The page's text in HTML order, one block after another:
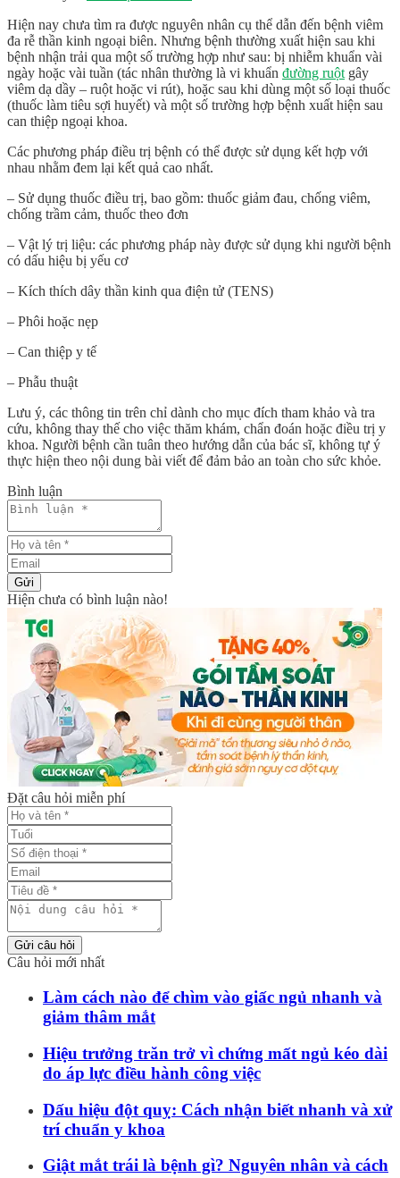
Hiện nay chưa tìm ra được nguyên nhân cụ thể dẫn đến bệnh viêm
đa rễ thần kinh ngoại biên. Nhưng bệnh thường xuất hiện sau khi
bệnh nhận trải qua một số trường hợp như sau: bị nhiễm khuẩn vài
ngày hoặc vài tuần (tác nhân thường là vi khuẩn đường ruột gây
viêm dạ dầy – ruột hoặc vi rút), hoặc sau khi dùng một số loại thuốc
(thuốc làm tiêu sợi huyết) và một số trường hợp bệnh xuất hiện sau
can thiệp ngoại khoa.
Các phương pháp điều trị bệnh có thể được sử dụng kết hợp với
nhau nhằm đem lại kết quả cao nhất.
– Sử dụng thuốc điều trị, bao gồm: thuốc giảm đau, chống viêm,
chống trầm cảm, thuốc theo đơn
– Vật lý trị liệu: các phương pháp này được sử dụng khi người bệnh
có dấu hiệu bị yếu cơ
– Kích thích dây thần kinh qua điện tử (TENS)
– Phôi hoặc nẹp
– Can thiệp y tế
– Phẫu thuật
Lưu ý, các thông tin trên chỉ dành cho mục đích tham khảo và tra
cứu, không thay thế cho việc thăm khám, chẩn đoán hoặc điều trị y
khoa. Người bệnh cần tuân theo hướng dẫn của bác sĩ, không tự ý
thực hiện theo nội dung bài viết để đảm bảo an toàn cho sức khỏe.
Bình luận
Gửi
Hiện chưa có bình luận nào!
Đặt câu hỏi miễn phí
Gửi câu hỏi
Câu hỏi mới nhất
Làm cách nào để chìm vào giấc ngủ nhanh và
giảm thâm mắt
Hiệu trưởng trăn trở vì chứng mất ngủ kéo dài
do áp lực điều hành công việc
Dấu hiệu đột quỵ: Cách nhận biết nhanh và xử
trí chuẩn y khoa
Giật mắt trái là bệnh gì? Nguyên nhân và cách